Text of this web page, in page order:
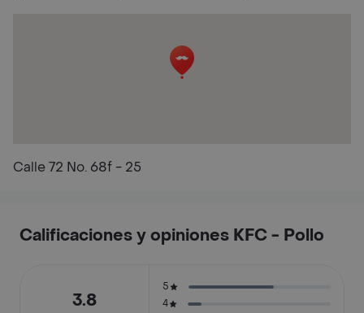
Calle 72 No. 68f - 25
Calificaciones y opiniones KFC - Pollo
3.8
5
4